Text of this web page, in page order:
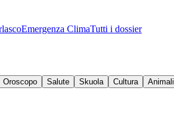
Emergenza ClimaTutti i dossier
Oroscopo Salute Skuola Cultura Animali